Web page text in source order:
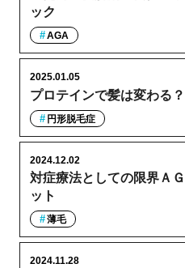
ック
AGA
プロテインで髪は変わる
2025.01.05
円形脱毛症
対症療法としての限界Ａ
ット
2024.12.02
薄毛
2024.11.28